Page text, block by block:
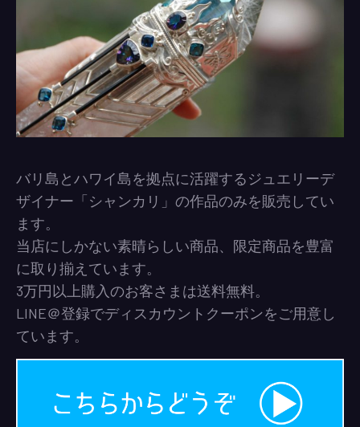
バリ島とハワイ島を拠点に活躍するジュエリーデ
ザイナー「シャンカリ」の作品のみを販売してい
ます。
当店にしかない素晴らしい商品、限定商品を豊富
に取り揃えています。
3万円以上購入のお客さまは送料無料。
LINE＠登録でディスカウントクーポンをご用意し
ています。